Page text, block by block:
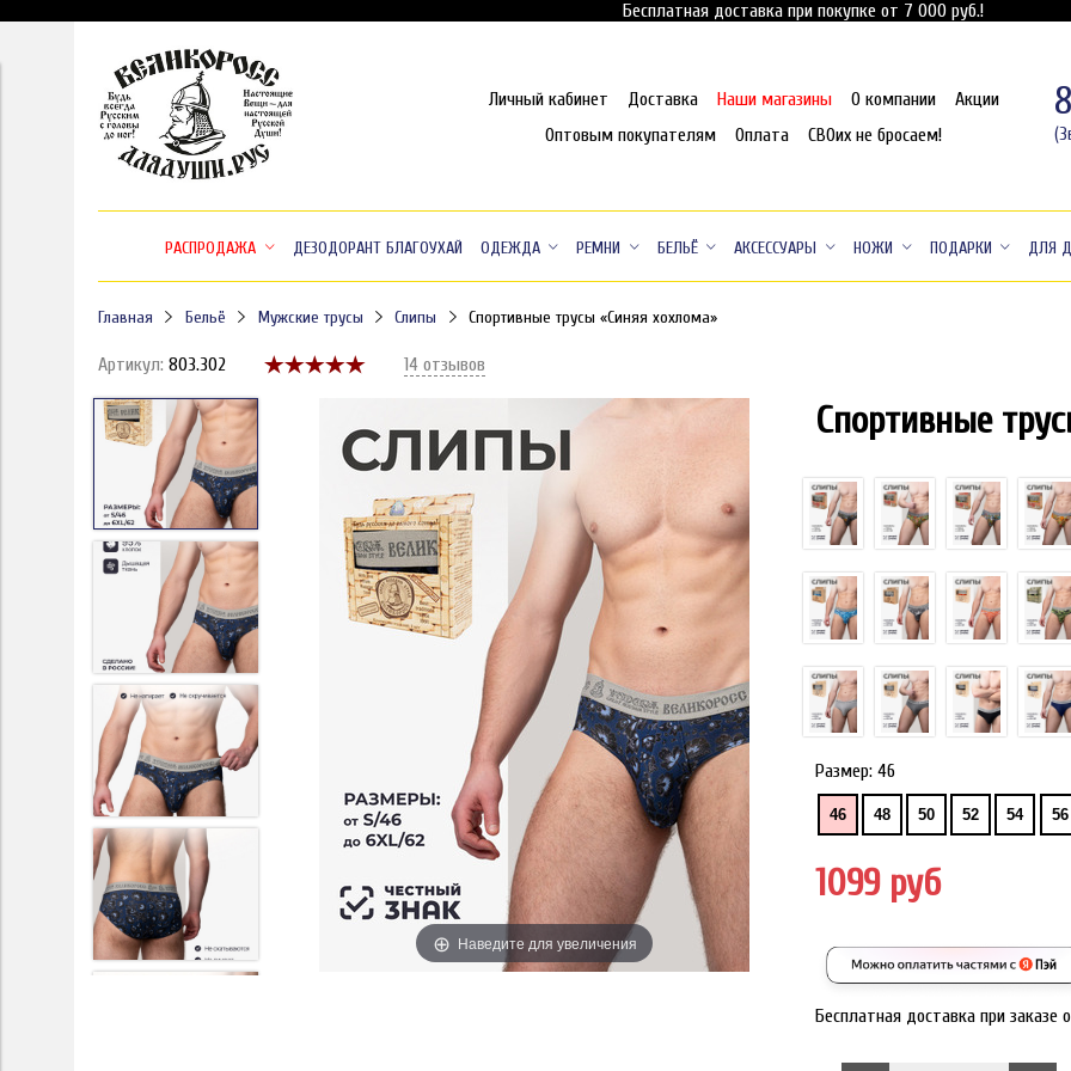
Бесплатная доставка при покупке от 7 000 руб.!
Личный кабинет Доставка Наши магазины О компании
Акции
Оптовым покупателям
Оплата СВОих не бросаем!
РАСПРОДАЖА ДЕЗОДОРАНТ БЛАГОУХАЙ ОДЕЖДА РЕМНИ БЕЛЬЁ АКСЕССУАРЫ НОЖИ ПОДАРКИ ДЛЯ
Главная Бельё Мужские трусы Слипы Спортивные трусы «Синяя хохлома»
Артикул: 803.302 14 отзывов
Наведите для увеличения Наведите
Спортивные
Размер: 46
46 48 50 52 54 56
1099 руб
Бесплатная доставка при заказе